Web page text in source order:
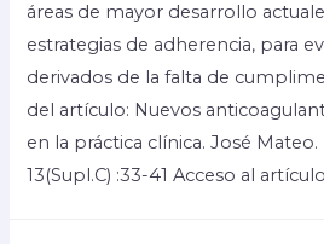
áreas de mayor desarrollo
estrategias de adherencia, para
derivados de la falta de
del artículo: Nuevos
en la práctica clínica. José Mateo.
13(Supl.C) :33-41 Acceso al